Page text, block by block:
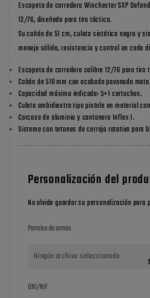
Escopeta de corredera Winchester SXP
12/76, diseñada para tiro táctico.
Su cañón de 51 cm, culata sintética negra y
manejo sólido, resistencia y control en cada
Escopeta de corredera calibre 12/76 para tiro
Cañón de 510 mm con acabado pavonado mate.
Capacidad máxima indicada: 5+1 cartuchos.
Culata ambidiestra tipo pistola en material
Carcasa de aluminio y cantonera Inflex I.
Sistema con tetones de cerrojo rotativo para
Personalización del
No olvide guardar su personalización para
Permiso de armas
Ningún archivo seleccionado
DNI/NIF